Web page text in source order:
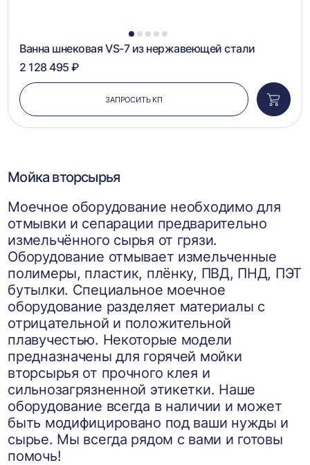
1 2 3 4 5
Ванна шнековая VS-7 из нержавеющей стали
2 128 495 ₽
ЗАПРОСИТЬ КП
в
Мойка вторсырья
Моечное оборудование необходимо для
отмывки и сепарации предварительно
измельчённого сырья от грязи.
Оборудование отмывает измельченные
полимеры, пластик, плёнку, ПВД, ПНД, ПЭТ
бутылки. Специальное моечное
оборудование разделяет материалы с
отрицательной и положительной
плавучестью. Некоторые модели
предназначены для горячей мойки
вторсырья от прочного клея и
сильнозагрязненной этикетки. Наше
оборудование всегда в наличии и может
быть модифицировано под ваши нужды и
сырье. Мы всегда рядом с вами и готовы
помочь!